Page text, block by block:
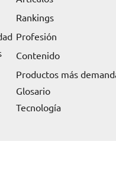
Rankings
Profesión
Contenido
Productos más
Glosario
Tecnología